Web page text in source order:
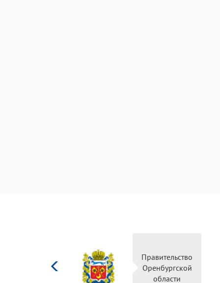
Правительство
Оренбургской
области